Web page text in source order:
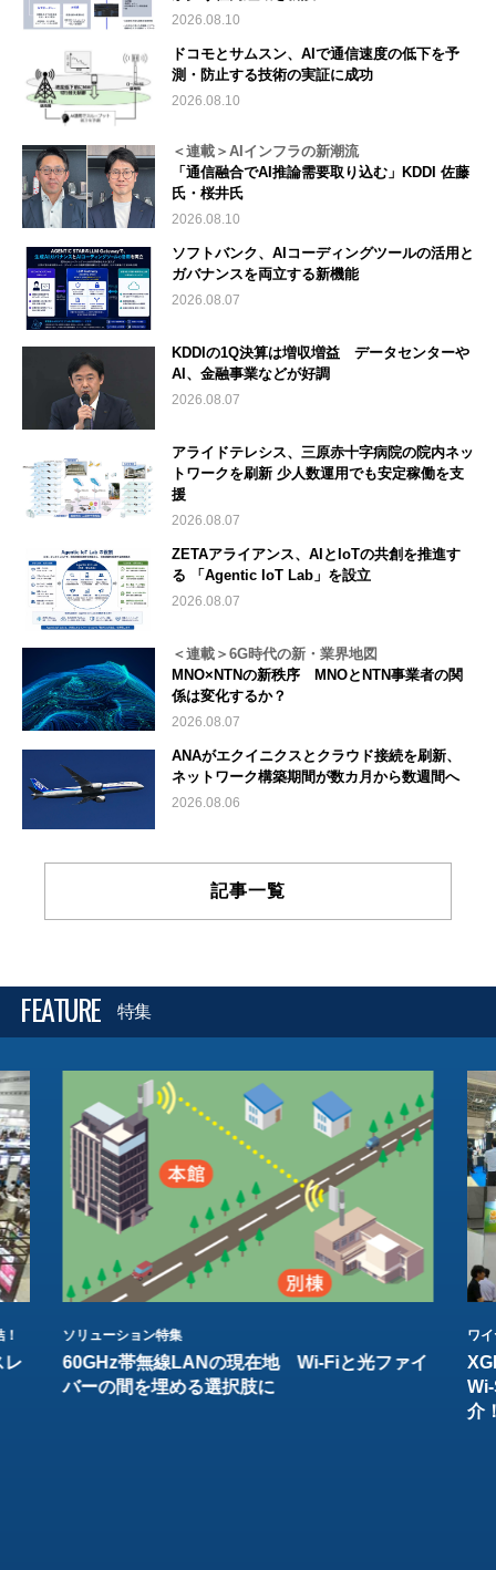
2026.08.10
ドコモとサムスン、AIで通信速度の低下を予
測・防止する技術の実証に成功
2026.08.10
＜連載＞AIインフラの新潮流
「通信融合でAI推論需要取り込む」KDDI 佐藤
氏・桜井氏
2026.08.10
ソフトバンク、AIコーディングツールの活用と
ガバナンスを両立する新機能
2026.08.07
KDDIの1Q決算は増収増益 データセンターや
AI、金融事業などが好調
2026.08.07
アライドテレシス、三原赤十字病院の院内ネッ
トワークを刷新 少人数運用でも安定稼働を支
援
2026.08.07
ZETAアライアンス、AIとIoTの共創を推進す
る 「Agentic IoT Lab」を設立
2026.08.07
＜連載＞6G時代の新・業界地図
MNO×NTNの新秩序 MNOとNTN事業者の関
係は変化するか？
2026.08.07
ANAがエクイニクスとクラウド接続を刷新、
ネットワーク構築期間が数カ月から数週間へ
2026.08.06
記事一覧
FEATURE 特集
レ
ソリューション特集
60GHz帯無線LANの現在地 Wi-Fiと光ファイ
バーの間を埋める選択肢に
ワ
介